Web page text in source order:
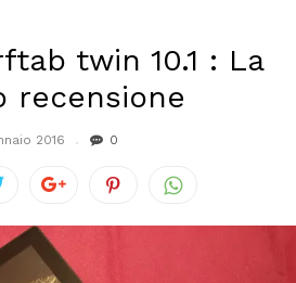
twin 10.1 : La
recensione
2016 0